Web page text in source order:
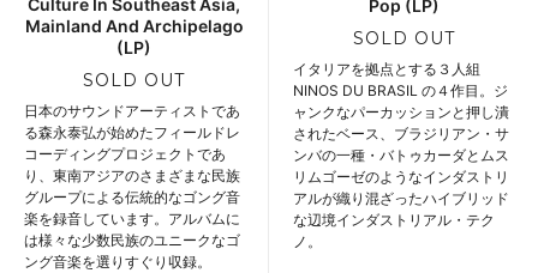
Culture In Southeast Asia,
Mainland And Archipelago
(LP)
SOLD OUT
日本のサウンドアーティストであ
る森永泰弘が始めたフィールドレ
コーディングプロジェクトであ
り、東南アジアのさまざまな民族
グループによる伝統的なゴング音
楽を録音しています。アルバムに
は様々な少数民族のユニークなゴ
ング音楽を選りすぐり収録。
Pop (LP)
SOLD OUT
イタリアを拠点とする３人組
NINOS DU BRASIL の４作目。ジ
ャンクなパーカッションと押し潰
されたベース、ブラジリアン・サ
ンバの一種・バトゥカーダとムス
リムゴーゼのようなインダストリ
アルが織り混ざったハイブリッド
な辺境インダストリアル・テク
ノ。